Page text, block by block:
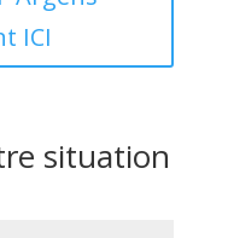
ICI
situation